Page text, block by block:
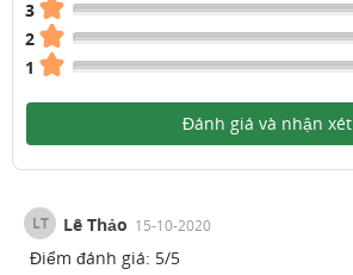
3
2
1
Đánh giá và nhận xét
LT Lê Thảo 15-10-2020
Điểm đánh giá: 5/5